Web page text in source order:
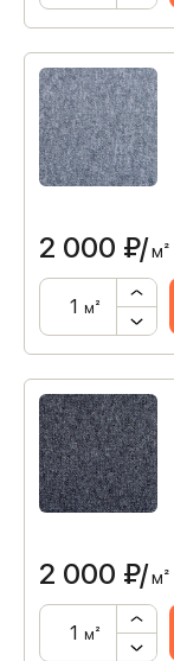
2 000 ₽/м²
м²
2 000 ₽/м²
м²